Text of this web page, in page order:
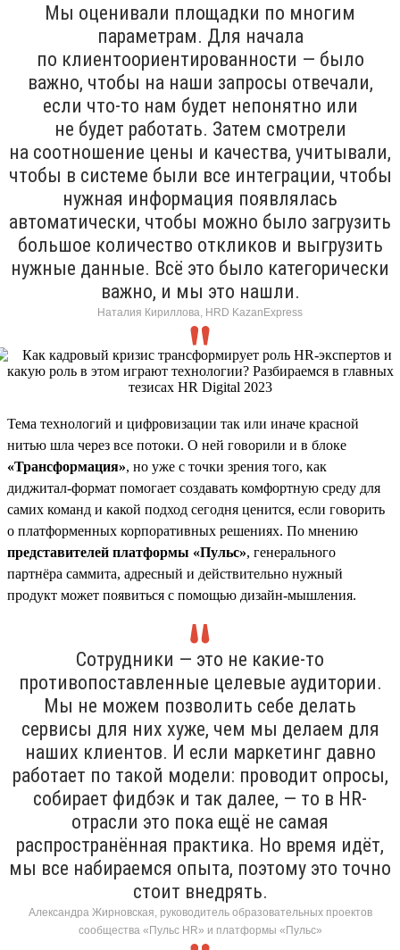
Мы оценивали площадки по многим
параметрам. Для начала
по клиентоориентированности — было
важно, чтобы на наши запросы отвечали,
если что-то нам будет непонятно или
не будет работать. Затем смотрели
на соотношение цены и качества, учитывали,
чтобы в системе были все интеграции, чтобы
нужная информация появлялась
автоматически, чтобы можно было загрузить
большое количество откликов и выгрузить
нужные данные. Всё это было категорически
важно, и мы это нашли.
Наталия Кириллова, HRD KazanExpress
Тема технологий и цифровизации так или иначе красной
нитью шла через все потоки. О ней говорили и в блоке
«Трансформация», но уже с точки зрения того, как
диджитал-формат помогает создавать комфортную среду для
самих команд и какой подход сегодня ценится, если говорить
о платформенных корпоративных решениях. По мнению
представителей платформы «Пульс», генерального
партнёра саммита, адресный и действительно нужный
продукт может появиться с помощью дизайн-мышления.
Сотрудники — это не какие-то
противопоставленные целевые аудитории.
Мы не можем позволить себе делать
сервисы для них хуже, чем мы делаем для
наших клиентов. И если маркетинг давно
работает по такой модели: проводит опросы,
собирает фидбэк и так далее, — то в HR-
отрасли это пока ещё не самая
распространённая практика. Но время идёт,
мы все набираемся опыта, поэтому это точно
стоит внедрять.
Александра Жирновская, руководитель образовательных проектов
сообщества «Пульс HR» и платформы «Пульс»